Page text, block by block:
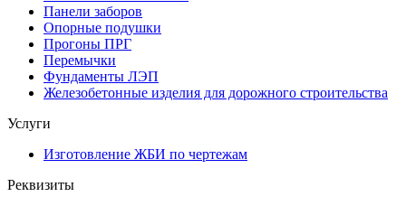
Панели заборов
Опорные подушки
Прогоны ПРГ
Перемычки
Фундаменты ЛЭП
Железобетонные изделия для дорожного строительства
Услуги
Изготовление ЖБИ по чертежам
Реквизиты